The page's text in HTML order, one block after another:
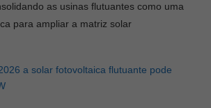
as usinas flutuantes como uma
para ampliar a matriz solar
a solar fotovoltaica flutuante pode